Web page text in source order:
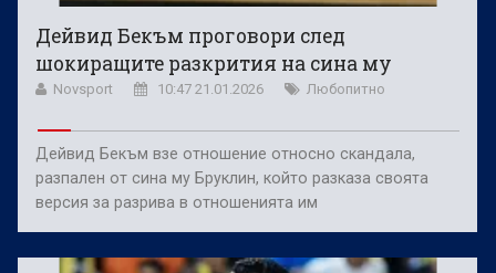
Дейвид Бекъм проговори след
шокиращите разкрития на сина му
Novsport 10:47 21.01.2026 Любопитно
Дейвид Бекъм взе отношение относно скандала,
разпален от сина му Бруклин, който разказа своята
версия за разрива в отношенията им